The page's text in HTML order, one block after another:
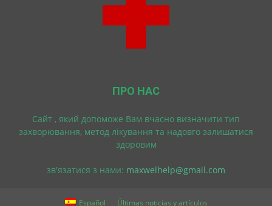
ПРО НАС
Cайт , який допоможе Вам вчасно визначити тип
захворювання, метод лікування та надовго залишатися
здоровим
зв'язатися з нами: maxwelhelp@gmail.com
Español Últimas noticias y artículos